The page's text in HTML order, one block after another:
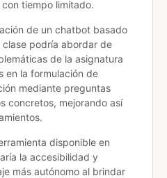
tiempo limitado.
de un chatbot basado
podría abordar de
de la asignatura
en la formulación de
mediante preguntas
concretos, mejorando así
disponible en
la accesibilidad y
más autónomo al brindar